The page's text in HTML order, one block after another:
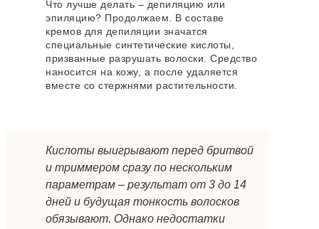
Кислоты выигрывают перед бритвой
и триммером сразу по нескольким
параметрам – результат от 3 до 14
дней и будущая тонкость волосков
обязывают. Однако недостатки
Что лучше делать – депиляцию или
эпиляцию? Продолжаем. В составе
кремов для депиляции значатся
специальные синтетические кислоты,
призванные разрушать волоски. Средство
наносится на кожу, а после удаляется
вместе со стержнями растительности.